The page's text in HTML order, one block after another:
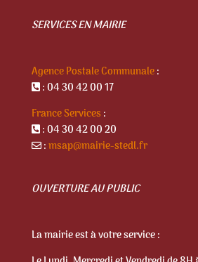
SERVICES EN MAIRIE
Agence Postale Communale:
: 04 30 42 00 17
France Services :
: 04 30 42 00 20
:msap@mairie-stedl.fr
OUVERTURE AU PUBLIC
La mairie est à votre service :